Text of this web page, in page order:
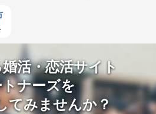
活・恋活サイト
ナーズを
てみませんか？